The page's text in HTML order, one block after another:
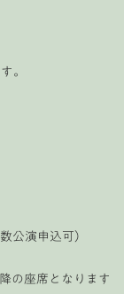
。
公演申込可）
の座席となります